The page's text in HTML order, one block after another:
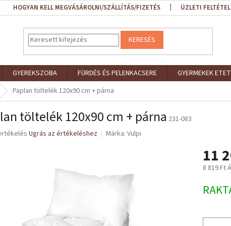
HOGYAN KELL MEGVÁSÁROLNI/SZÁLLÍTÁS/FIZETÉS ÜZLETI
KERESÉS
GYEREKSZOBA FÜRDÉS ÉS PELENKACSERE GYERMEKEK
Paplan töltelék 120x90 cm + párna
töltelék 120x90 cm + párna 231-083
Ugrás az értékeléshez Márka: Vulpi
11
8 819 Ft